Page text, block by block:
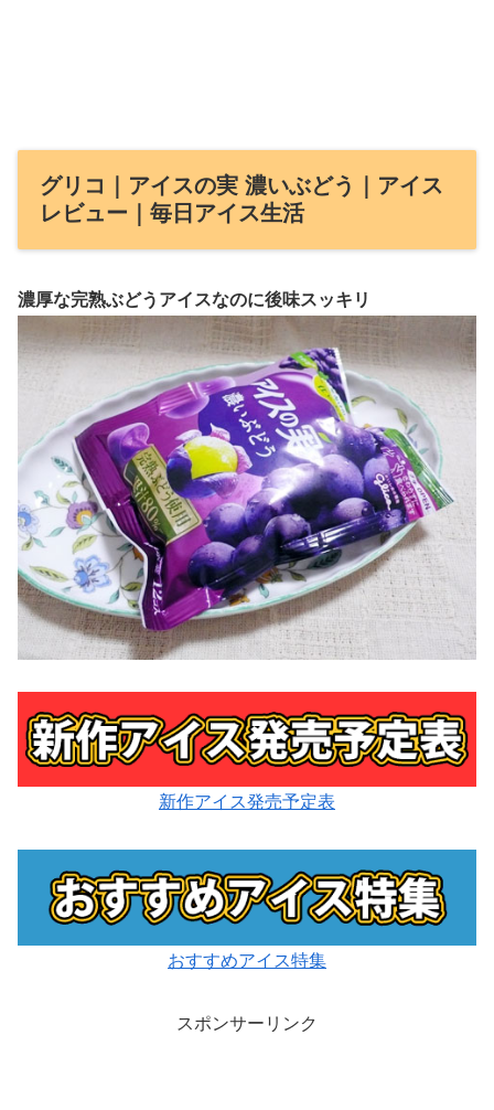
グリコ｜アイスの実 濃いぶどう｜アイス
レビュー｜毎日アイス生活
濃厚な完熟ぶどうアイスなのに後味スッキリ
新作アイス発売予定表
おすすめアイス特集
スポンサーリンク